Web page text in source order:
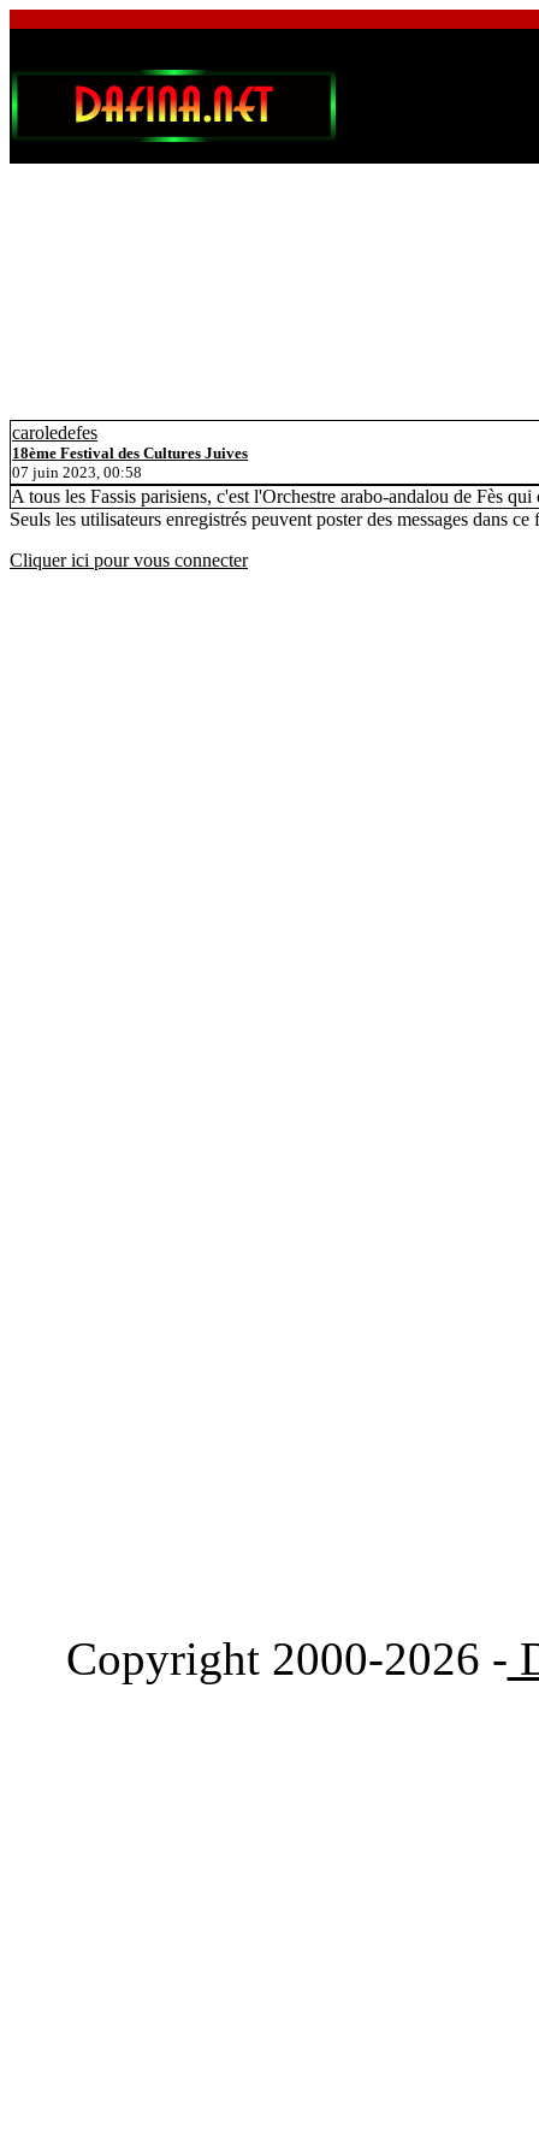
caroledefes
18ème Festival des Cultures Juives
07 juin 2023, 00:58
A tous les Fassis parisiens, c'est l'Orchestre arabo-andalou de Fès
Seuls les utilisateurs enregistrés peuvent poster des messages dans ce
Cliquer ici pour vous connecter
Copyright 2000-2026 -